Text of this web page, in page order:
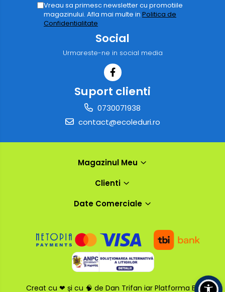
Vreau sa primesc newsletter cu promotiile
magazinului. Afla mai multe in Politica de
Confidentialitate
Social
Urmareste-ne in social media
Suport clienti
0730071938
contact@ecoleduri.ro
Magazinul Meu
Clienti
Date Comerciale
Creat cu ❤ și cu 🧠 de Dan Trifan iar Platforma E-